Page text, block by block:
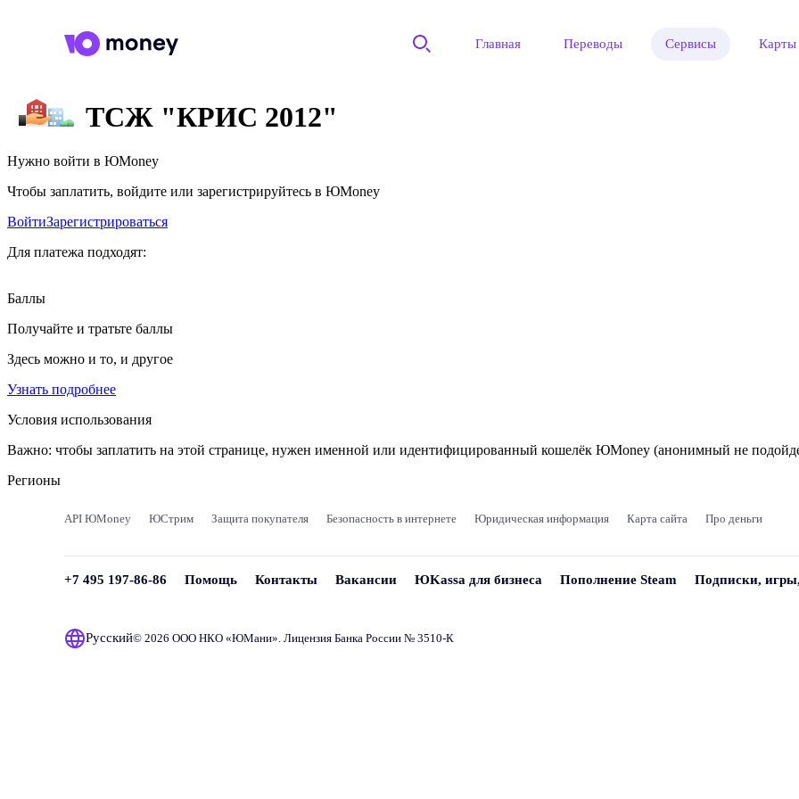
Главная Переводы Сервисы Карты
ТСЖ "КРИС 2012"
Нужно войти в ЮMoney
Чтобы заплатить, войдите или зарегистрируйтесь в ЮMoney
ВойтиЗарегистрироваться
Для платежа подходят:
Баллы
Получайте и тратьте баллы
Здесь можно и то, и другое
Узнать подробнее
Условия использования
Важно: чтобы заплатить на этой странице, нужен именной или идентифицированный кошелёк ЮMoney (анонимный не
Регионы
API ЮMoney ЮСтрим Защита покупателя Безопасность в интернете Юридическая информация Карта сайта Про деньги
+7 495 197-86-86 Помощь Контакты Вакансии ЮKassa для бизнеса Пополнение Steam Подписки,
Русский© 2026 ООО НКО «ЮМани». Лицензия Банка России № 3510‑К